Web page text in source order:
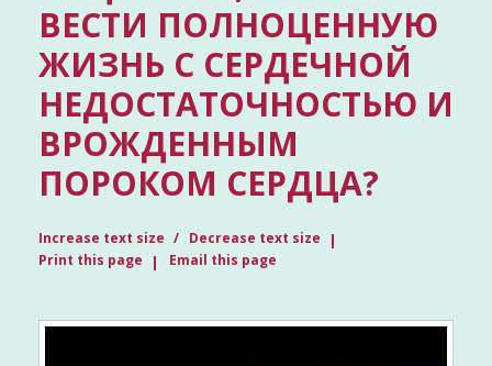
ВЕСТИ ПОЛНОЦЕННУЮ
ЖИЗНЬ С СЕРДЕЧНОЙ
НЕДОСТАТОЧНОСТЬЮ И
ВРОЖДЕННЫМ
ПОРОКОМ СЕРДЦА?
Increase text size
Decrease text size
Print this page
Email this page